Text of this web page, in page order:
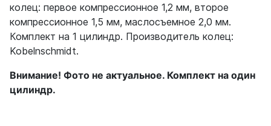
колец: первое компрессионное 1,2 мм, второе
компрессионное 1,5 мм, маслосъемное 2,0 мм.
Комплект на 1 цилиндр. Производитель колец:
Kobelnschmidt.
Внимание! Фото не актуальное. Комплект на один
цилиндр.